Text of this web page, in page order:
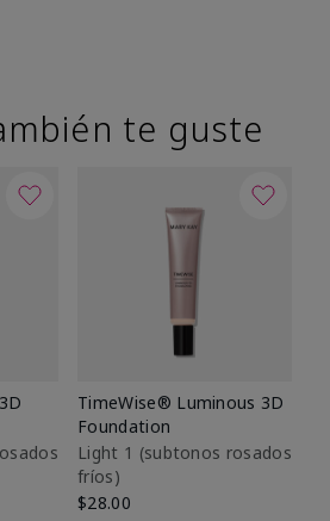
te guste
TimeWise® Luminous 3D
Foundation
Light 1​ (subtonos rosados
fríos)
$28.00